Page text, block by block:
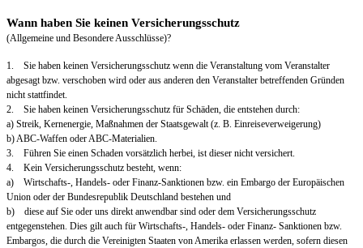
Wann haben Sie keinen Versicherungsschutz
(Allgemeine und Besondere Ausschlüsse)?
1. Sie haben keinen Versicherungsschutz wenn die Veranstaltung vom Veranstalter
abgesagt bzw. verschoben wird oder aus anderen den Veranstalter betreffenden Gründen
nicht stattfindet.
2. Sie haben keinen Versicherungsschutz für Schäden, die entstehen durch:
a) Streik, Kernenergie, Maßnahmen der Staatsgewalt (z. B. Einreiseverweigerung)
b) ABC-Waffen oder ABC-Materialien.
3. Führen Sie einen Schaden vorsätzlich herbei, ist dieser nicht versichert.
4. Kein Versicherungsschutz besteht, wenn:
a) Wirtschafts-, Handels- oder Finanz-Sanktionen bzw. ein Embargo der Europäischen
Union oder der Bundesrepublik Deutschland bestehen und
b) diese auf Sie oder uns direkt anwendbar sind oder dem Versicherungsschutz
entgegenstehen. Dies gilt auch für Wirtschafts-, Handels- oder Finanz- Sanktionen bzw.
Embargos, die durch die Vereinigten Staaten von Amerika erlassen werden, sofern diesen